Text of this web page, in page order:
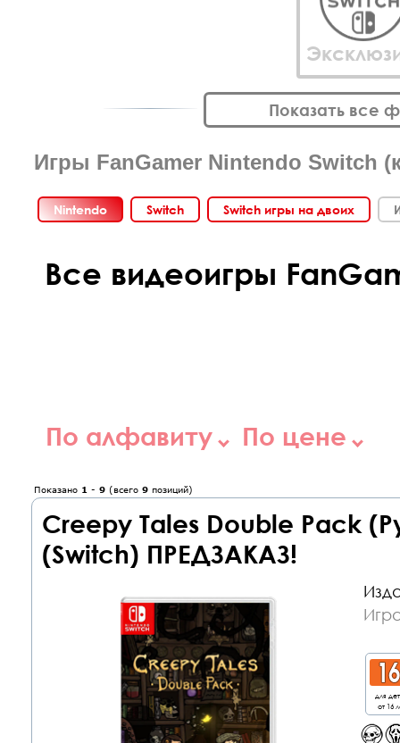
Показать все
Игры FanGamer Nintendo Switch
Nintendo Switch Switch игры на двоих
Все видеоигры
По алфавиту По цене
Показано 1 - 9 (всего 9 позиций)
Creepy Tales Double Pack
(Switch) ПРЕДЗАКАЗ!
для
от 16